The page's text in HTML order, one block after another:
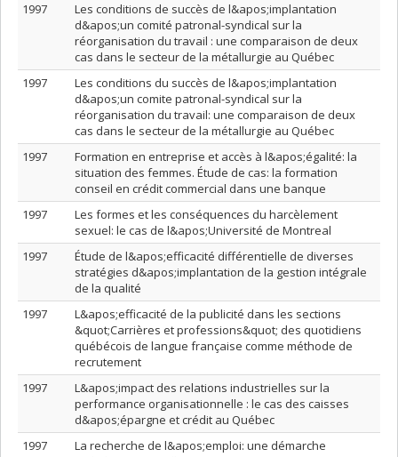
1997
Les conditions de succès de l&apos;implantation
d&apos;un comité patronal-syndical sur la
réorganisation du travail : une comparaison de deux
cas dans le secteur de la métallurgie au Québec
1997
Les conditions du succès de l&apos;implantation
d&apos;un comite patronal-syndical sur la
réorganisation du travail: une comparaison de deux
cas dans le secteur de la métallurgie au Québec
1997
Formation en entreprise et accès à l&apos;égalité: la
situation des femmes. Étude de cas: la formation
conseil en crédit commercial dans une banque
1997
Les formes et les conséquences du harcèlement
sexuel: le cas de l&apos;Université de Montreal
1997
Étude de l&apos;efficacité différentielle de diverses
stratégies d&apos;implantation de la gestion intégrale
de la qualité
1997
L&apos;efficacité de la publicité dans les sections
&quot;Carrières et professions&quot; des quotidiens
québécois de langue française comme méthode de
recrutement
1997
L&apos;impact des relations industrielles sur la
performance organisationnelle : le cas des caisses
d&apos;épargne et crédit au Québec
1997
La recherche de l&apos;emploi: une démarche